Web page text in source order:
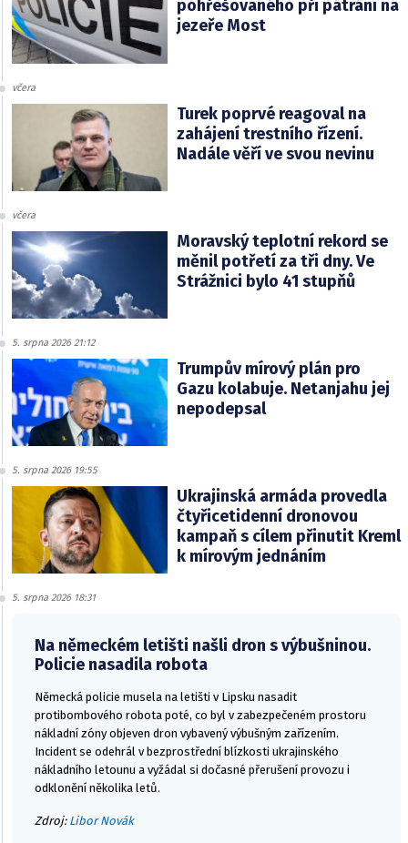
pohřešovaného při pátrání na
jezeře Most
včera
Turek poprvé reagoval na
zahájení trestního řízení.
Nadále věří ve svou nevinu
včera
Moravský teplotní rekord se
měnil potřetí za tři dny. Ve
Strážnici bylo 41 stupňů
5. srpna 2026 21:12
Trumpův mírový plán pro
Gazu kolabuje. Netanjahu jej
nepodepsal
5. srpna 2026 19:55
Ukrajinská armáda provedla
čtyřicetidenní dronovou
kampaň s cílem přinutit Kreml
k mírovým jednáním
5. srpna 2026 18:31
Na německém letišti našli dron s výbušninou.
Policie nasadila robota
Německá policie musela na letišti v Lipsku nasadit
protibombového robota poté, co byl v zabezpečeném prostoru
nákladní zóny objeven dron vybavený výbušným zařízením.
Incident se odehrál v bezprostřední blízkosti ukrajinského
nákladního letounu a vyžádal si dočasné přerušení provozu i
odklonění několika letů.
Zdroj: Libor Novák